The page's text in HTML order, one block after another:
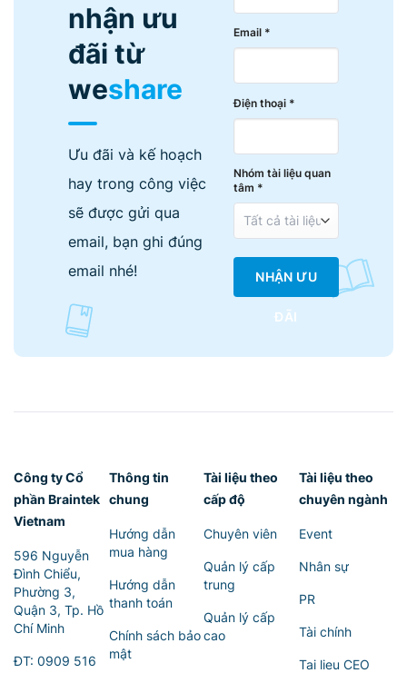
nhận ưu
đãi từ
weshare
Ưu đãi và kế hoạch
hay trong công việc
sẽ được gửi qua
email, bạn ghi đúng
email nhé!
Email *
Điện thoại *
Nhóm tài liệu quan
tâm *
NHẬN ƯU
ĐÃI
Công ty Cổ
phần Braintek
Vietnam
596 Nguyễn
Đình Chiểu,
Phường 3,
Quận 3, Tp. Hồ
Chí Minh
ĐT: 0909 516
Thông tin
chung
Hướng dẫn
mua hàng
Hướng dẫn
thanh toán
Chính sách bảo
mật
Tài liệu theo
cấp độ
Chuyên viên
Quản lý cấp
trung
Quản lý cấp
cao
Tài liệu theo
chuyên ngành
Event
Nhân sự
PR
Tài chính
Tai lieu CEO